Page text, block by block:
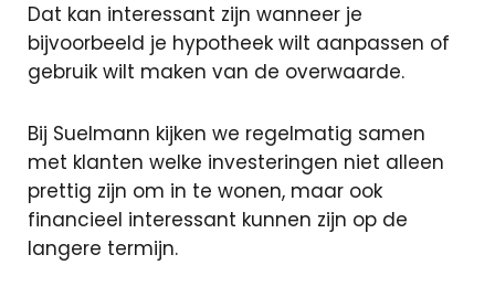
Dat kan interessant zijn wanneer je
bijvoorbeeld je hypotheek wilt aanpassen of
gebruik wilt maken van de overwaarde.
Bij Suelmann kijken we regelmatig samen
met klanten welke investeringen niet alleen
prettig zijn om in te wonen, maar ook
financieel interessant kunnen zijn op de
langere termijn.